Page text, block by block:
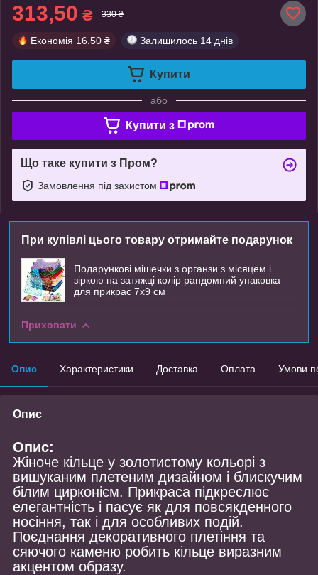
313,50 ₴ 330 ₴
Економія 16.50 ₴ Залишилось 14 днів
Купити
або
Купити з
Що таке купити з Пром?
Замовлення під захистом
При купівлі цього товару отримайте подарунок
Подарункові мішечки з органзи з місяцем і
зіркою на затяжці колір рандомний упаковка
для прикрас 7х9 см
Приховати
Опис Характеристики Доставка Оплата Умови
Опис
Опис:
Жіноче кільце у золотистому кольорі з
вишуканим плетеним дизайном і блискучим
білим цирконієм. Прикраса підкреслює
елегантність і пасує як для повсякденного
носіння, так і для особливих подій.
Поєднання декоративного плетіння та
сяючого каменю робить кільце виразним
акцентом образу.